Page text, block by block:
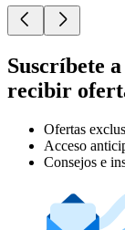
Suscríbete
recibir
Ofertas
Acceso
Consejos e